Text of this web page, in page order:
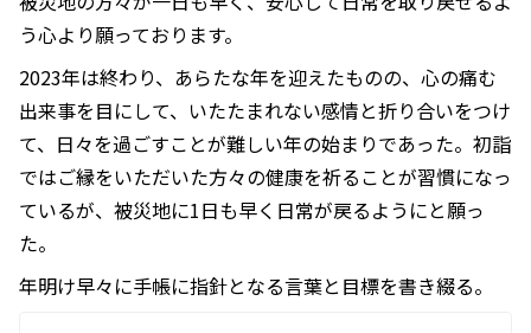
う心より願っております。
2023年は終わり、あらたな年を迎えたものの、心の痛む
出来事を目にして、いたたまれない感情と折り合いをつけ
て、日々を過ごすことが難しい年の始まりであった。初詣
ではご縁をいただいた方々の健康を祈ることが習慣になっ
ているが、被災地に1日も早く日常が戻るようにと願っ
た。
年明け早々に手帳に指針となる言葉と目標を書き綴る。